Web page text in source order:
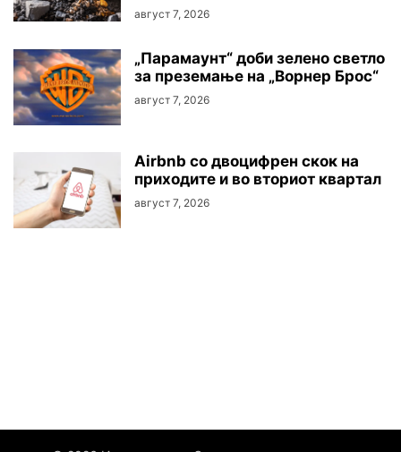
август 7, 2026
„Парамаунт“ доби зелено светло
за преземање на „Ворнер Брос“
август 7, 2026
Airbnb со двоцифрен скок на
приходите и во вториот квартал
август 7, 2026